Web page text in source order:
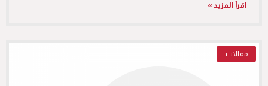
اقرأ المزيد »
مقالات